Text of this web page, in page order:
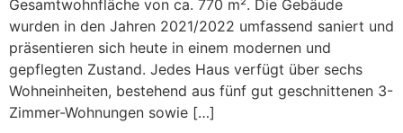
Gesamtwohnfläche von ca. 770 m². Die Gebäude
wurden in den Jahren 2021/2022 umfassend saniert und
präsentieren sich heute in einem modernen und
gepflegten Zustand. Jedes Haus verfügt über sechs
Wohneinheiten, bestehend aus fünf gut geschnittenen 3-
Zimmer-Wohnungen sowie […]